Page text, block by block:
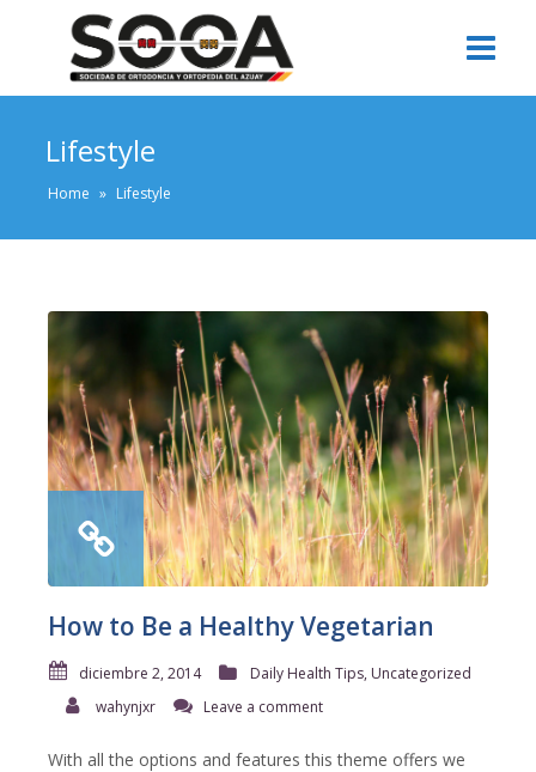
Lifestyle
Home » Lifestyle
How to Be a Healthy Vegetarian
diciembre 2, 2014 Daily Health Tips, Uncategorized
wahynjxr
Leave a comment
With all the options and features this theme offers we